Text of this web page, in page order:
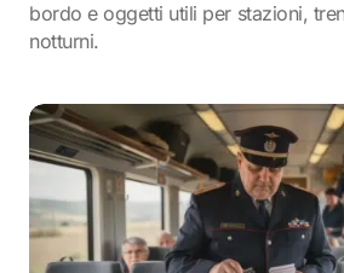
bordo e oggetti utili per stazioni,
notturni.